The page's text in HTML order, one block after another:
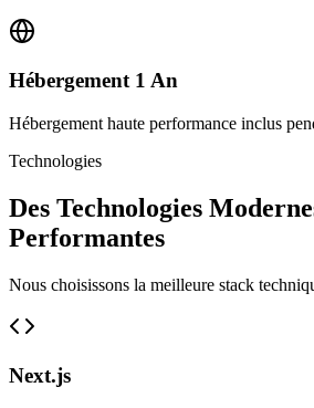
Hébergement 1 An
Hébergement haute performance inclus
Technologies
Des Technologies
Performantes
Nous choisissons la meilleure stack
Next.js